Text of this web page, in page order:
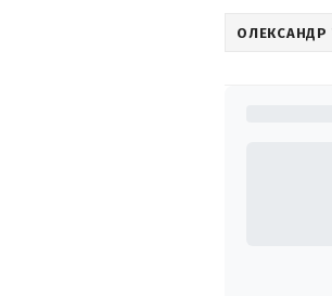
ОЛЕКСАНДР